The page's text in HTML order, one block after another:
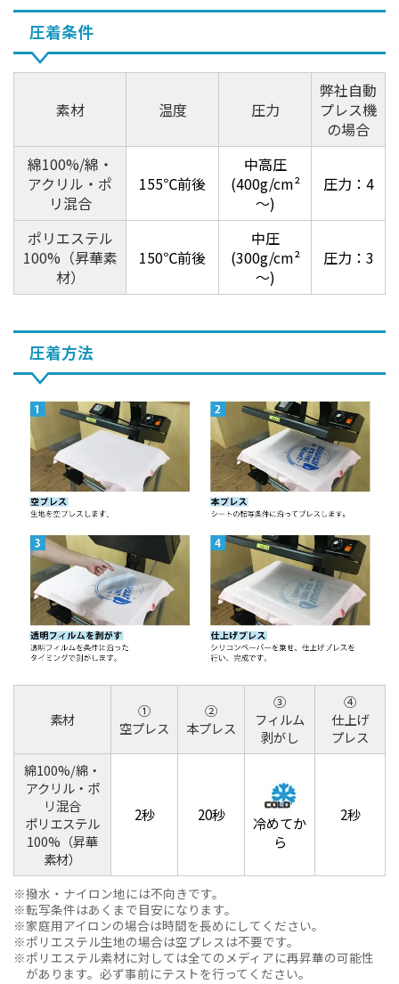
圧着条件
素材 温度 圧力
弊社自動
プレス機
の場合
綿100%/綿・
アクリル・ポ
リ混合
155℃前後
中高圧
(400g/cm²
～)
圧力：4
ポリエステル
100%（昇華素
材）
150℃前後
中圧
(300g/cm²
～)
圧力：3
圧着方法
素材
①
空プレス
②
本プレス
③
フィルム
剥がし
④
仕上げ
プレス
綿100%/綿・
アクリル・ポ
リ混合
ポリエステル
100%（昇華
素材）
2秒 20秒
冷めてか
ら
2秒
撥水・ナイロン地には不向きです。
転写条件はあくまで目安になります。
家庭用アイロンの場合は時間を長めにしてください。
ポリエステル生地の場合は空プレスは不要です。
ポリエステル素材に対しては全てのメディアに再昇華の可能性
があります。必ず事前にテストを行ってください。